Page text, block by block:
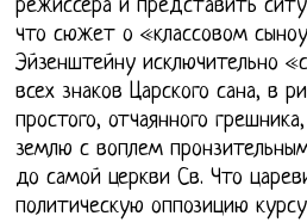
режиссера и представить
что сюжет о «классовом
Эйзенштейну исключительно
всех знаков Царского сана, в
простого, отчаянного
землю с воплем
до самой церкви Св. Что
политическую оппозицию